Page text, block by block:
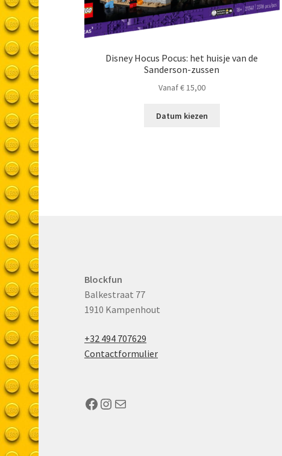
Disney Hocus Pocus: het huisje van de
Sanderson-zussen
Vanaf€15,00
Datum kiezen
Blockfun
Balkestraat 77
1910 Kampenhout
+32 494 707629
Contactformulier
Facebook
Instagram
Mail